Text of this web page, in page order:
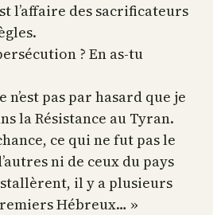
l’affaire des sacrificateurs
? En as-tu
n’est pas par hasard que je
la Résistance au Tyran.
ce qui ne fut pas le
ni de ceux du pays
il y a plusieurs
Hébreux… »